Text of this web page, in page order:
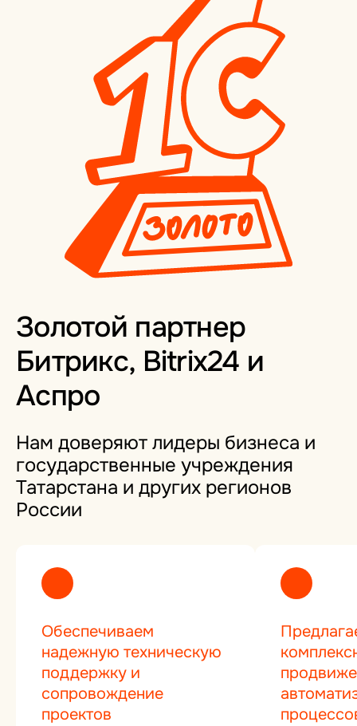
Золотой партнер
Битрикс, Bitrix24 и
Аспро
Нам доверяют лидеры бизнеса и
государственные учреждения
Татарстана и других регионов
России
Обеспечиваем
надежную техническую
поддержку и
сопровождение
проектов